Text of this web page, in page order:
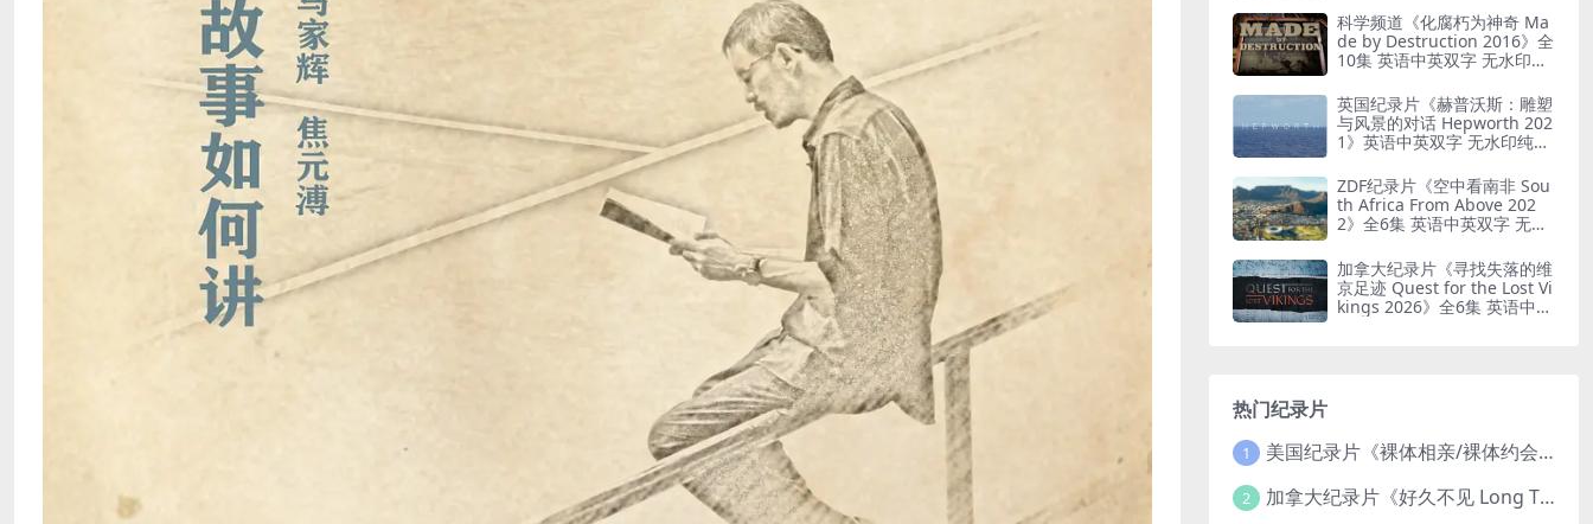
科学频道《化腐朽为神奇 Ma
de by Destruction 2016》全
10集 英语中英双字 无水印纯
英国纪录片《赫普沃斯：雕塑
与风景的对话 Hepworth 202
1》英语中英双字 无水印纯净
ZDF纪录片《空中看南非 Sou
th Africa From Above 202
2》全6集 英语中英双字 无水
加拿大纪录片《寻找失落的维
京足迹 Quest for the Lost Vi
kings 2026》全6集 英语中英
热门纪录片
1 美国纪录片《裸体相亲/裸体约会 Dating Naked 2014-2016》第1-3季全33集 英语中英双字 无水印纯净版 1080P/MKV/85.6G 裸体相亲真人秀
2 加拿大纪录片《好久不见 Long Time Comin 1993》英语中英双字 官方纯净版 1080P/MKV/1G 女同性艺术家